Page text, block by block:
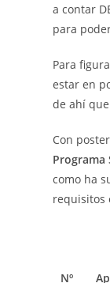
a contar
para
Para
estar en
de ahí
Con
Programa
como ha
requisitos
Nº